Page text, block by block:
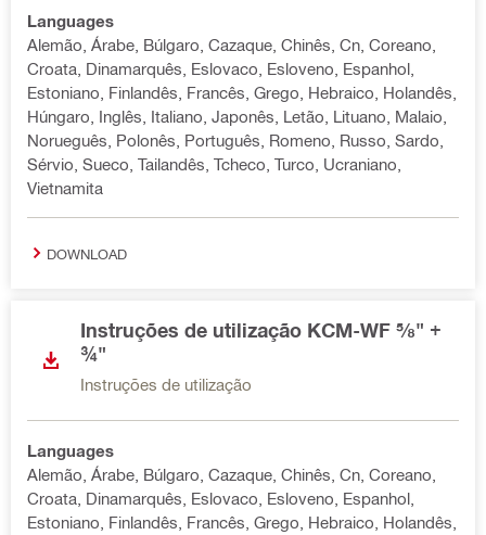
Languages
Alemão, Árabe, Búlgaro, Cazaque, Chinês, Cn, Coreano,
Croata, Dinamarquês, Eslovaco, Esloveno, Espanhol,
Estoniano, Finlandês, Francês, Grego, Hebraico, Holandês,
Húngaro, Inglês, Italiano, Japonês, Letão, Lituano, Malaio,
Norueguês, Polonês, Português, Romeno, Russo, Sardo,
Sérvio, Sueco, Tailandês, Tcheco, Turco, Ucraniano,
Vietnamita
DOWNLOAD
Instruções de utilização KCM-WF ⅝" +
¾"
Instruções de utilização
Languages
Alemão, Árabe, Búlgaro, Cazaque, Chinês, Cn, Coreano,
Croata, Dinamarquês, Eslovaco, Esloveno, Espanhol,
Estoniano, Finlandês, Francês, Grego, Hebraico, Holandês,